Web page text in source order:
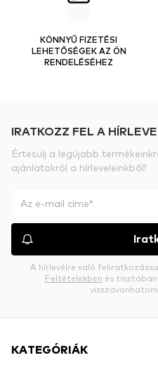
KÖNNYŰ FIZETÉSI
LEHETŐSÉGEK AZ ÖN
RENDELÉSÉHEZ
IRATKOZZ FEL A
Értesülj a legújabb
ajánlatokról a hírleveleinkből!
A hírlevélre való
Feltételekben és
KATEGÓRIÁK